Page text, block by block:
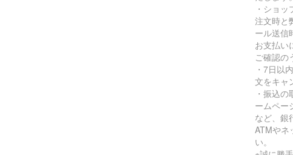
・ショ
注文時と
ール送信
お支払い
ご確認の
・7日以
文をキャ
・振込
ームペー
など、銀
ATMやネ
い。